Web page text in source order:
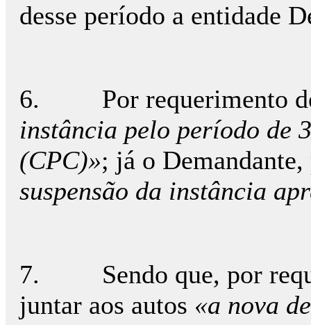
desse período a entidade
6. Por requerimento de
instância pelo período de
(CPC)»; já o
suspensão da instância
7. Sendo que, por
juntar aos autos «a nova